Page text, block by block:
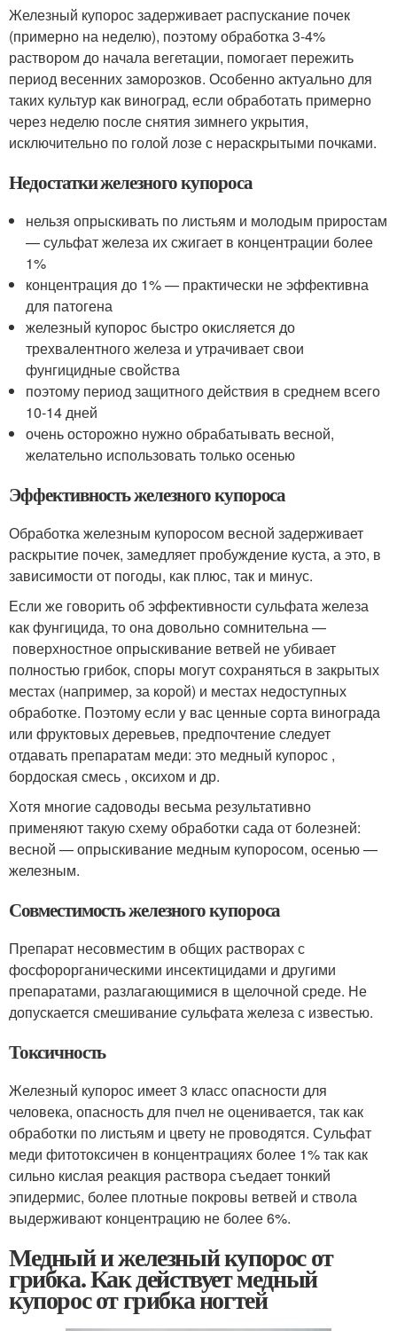
Железный купорос задерживает распускание почек
(примерно на неделю), поэтому обработка 3-4%
раствором до начала вегетации, помогает пережить
период весенних заморозков. Особенно актуально для
таких культур как виноград, если обработать примерно
через неделю после снятия зимнего укрытия,
исключительно по голой лозе с нераскрытыми почками.
Недостатки железного купороса
нельзя опрыскивать по листьям и молодым приростам
— сульфат железа их сжигает в концентрации более
1%
концентрация до 1% — практически не эффективна
для патогена
железный купорос быстро окисляется до
трехвалентного железа и утрачивает свои
фунгицидные свойства
поэтому период защитного действия в среднем всего
10-14 дней
очень осторожно нужно обрабатывать весной,
желательно использовать только осенью
Эффективность железного купороса
Обработка железным купоросом весной задерживает
раскрытие почек, замедляет пробуждение куста, а это, в
зависимости от погоды, как плюс, так и минус.
Если же говорить об эффективности сульфата железа
как фунгицида, то она довольно сомнительна —
поверхностное опрыскивание ветвей не убивает
полностью грибок, споры могут сохраняться в закрытых
местах (например, за корой) и местах недоступных
обработке. Поэтому если у вас ценные сорта винограда
или фруктовых деревьев, предпочтение следует
отдавать препаратам меди: это медный купорос ,
бордоская смесь , оксихом и др.
Хотя многие садоводы весьма результативно
применяют такую схему обработки сада от болезней:
весной — опрыскивание медным купоросом, осенью —
железным.
Совместимость железного купороса
Препарат несовместим в общих растворах с
фосфорорганическими инсектицидами и другими
препаратами, разлагающимися в щелочной среде. Не
допускается смешивание сульфата железа с известью.
Токсичность
Железный купорос имеет 3 класс опасности для
человека, опасность для пчел не оценивается, так как
обработки по листьям и цвету не проводятся. Сульфат
меди фитотоксичен в концентрациях более 1% так как
сильно кислая реакция раствора съедает тонкий
эпидермис, более плотные покровы ветвей и ствола
выдерживают концентрацию не более 6%.
Медный и железный купорос от
грибка. Как действует медный
купорос от грибка ногтей